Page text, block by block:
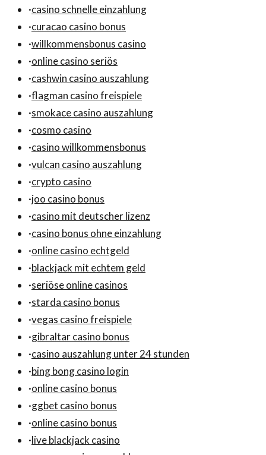
·casino schnelle einzahlung
·curacao casino bonus
·willkommensbonus casino
·online casino seriös
·cashwin casino auszahlung
·flagman casino freispiele
·smokace casino auszahlung
·cosmo casino
·casino willkommensbonus
·vulcan casino auszahlung
·crypto casino
·joo casino bonus
·casino mit deutscher lizenz
·casino bonus ohne einzahlung
·online casino echtgeld
·blackjack mit echtem geld
·seriöse online casinos
·starda casino bonus
·vegas casino freispiele
·gibraltar casino bonus
·casino auszahlung unter 24 stunden
·bing bong casino login
·online casino bonus
·ggbet casino bonus
·online casino bonus
·live blackjack casino